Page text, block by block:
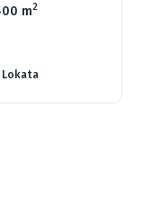
2 66 grunt